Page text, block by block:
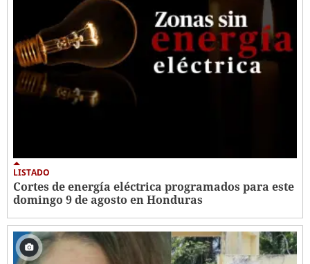
LISTADO
Cortes de energía eléctrica programados para este
domingo 9 de agosto en Honduras